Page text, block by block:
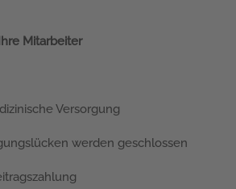
Mitarbeiter
Versorgung
werden geschlossen